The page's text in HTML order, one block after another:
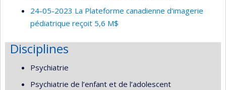
24-05-2023 La Plateforme canadienne d'imagerie
pédiatrique reçoit 5,6 M$
Disciplines
Psychiatrie
Psychiatrie de l’enfant et de l’adolescent